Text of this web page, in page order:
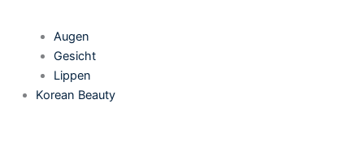
Augen
Gesicht
Lippen
Korean Beauty